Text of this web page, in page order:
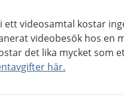
län
videosamtal kostar
videobesök hos en
det lika mycket som
här.
Stockholms län